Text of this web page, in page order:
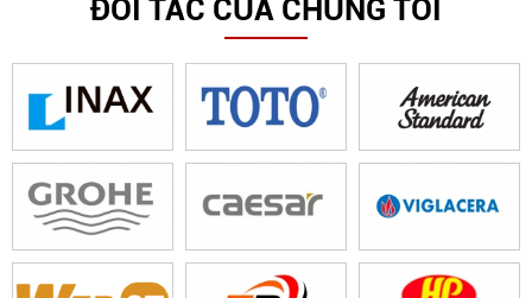
ĐỐI TÁC CỦA CHÚNG TÔI